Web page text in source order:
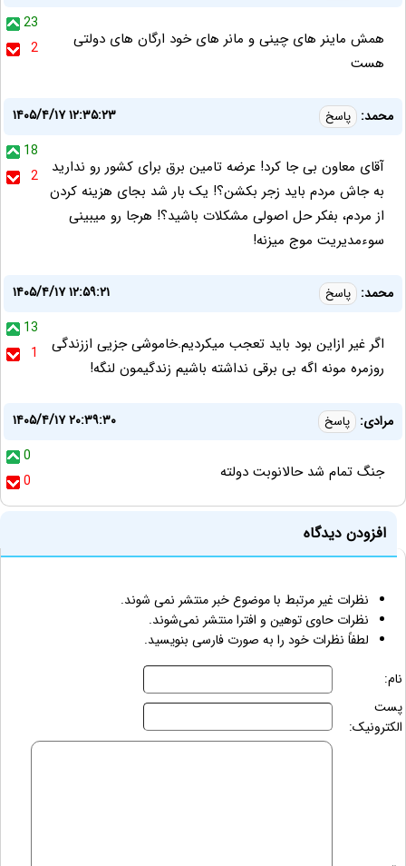
23
2
همش ماینر های چینی و مانر های خود ارگان های دولتی
هست
محمد: پاسخ
۱۴۰۵/۴/۱۷ ۱۲:۳۵:۲۳
18
2
آقای معاون بی جا کرد! عرضه تامین برق برای کشور رو ندارید
به جاش مردم باید زجر بکشن؟! یک بار شد بجای هزینه کردن
از مردم، بفکر حل اصولی مشکلات باشید؟! هرجا رو میبینی
سوءمدیریت موج میزنه!
محمد: پاسخ
۱۴۰۵/۴/۱۷ ۱۲:۵۹:۲۱
13
1
اگر غیر ازاین بود باید تعجب میکردیم.خاموشی جزیی اززندگی
روزمره مونه اگه بی برقی نداشته باشیم زندگیمون لنگه!
مرادی: پاسخ
۱۴۰۵/۴/۱۷ ۲۰:۳۹:۳۰
0
0
جنگ تمام شد حالانوبت دولته
افزودن دیدگاه
نظرات غیر مرتبط با موضوع خبر منتشر نمی شوند.
نظرات حاوی توهین و افترا منتشر نمی‌شوند.
لطفاً نظرات خود را به صورت فارسی بنویسید.
نام:
پست
الکترونیک: